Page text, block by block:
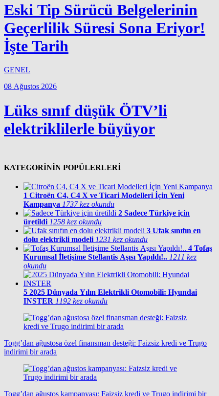
Eski Tip Sürücü Belgelerinin
Geçerlilik Süresi Sona Eriyor!
İşte Tarih
GENEL
08 Ağustos 2026
Lüks sınıf düşük ÖTV’li
elektriklilerle büyüyor
KATEGORİNİN POPÜLERLERİ
1 Citroën C4, C4 X ve Ticari Modelleri İçin Yeni
Kampanya 1737 kez okundu
2 Sadece Türkiye için
üretildi 1258 kez okundu
3 Ufak sınıfın en
dolu elektrikli modeli 1231 kez okundu
4 Tofaş
Kurumsal İletişime Stellantis Aşısı Yapıldı!.. 1211 kez
okundu
5 2025 Dünyada Yılın Elektrikli Otomobili: Hyundai
INSTER 1192 kez okundu
Togg’dan ağustosa özel finansman desteği: Faizsiz kredi ve Trugo
indirimi bir arada
Togg’dan ağustos kampanyası: Faizsiz kredi ve Trugo indirimi bir